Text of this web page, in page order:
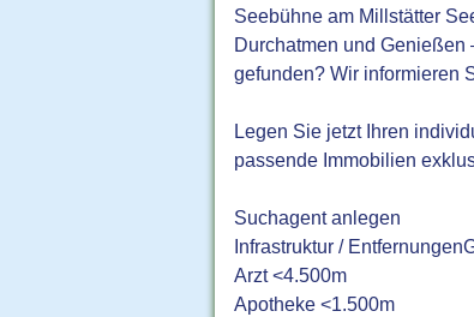
Seebühne am Millstätter
Durchatmen und Genießen
gefunden? Wir informieren
Legen Sie jetzt Ihren
passende Immobilien
Suchagent anlegen
Infrastruktur /
Arzt <4.500m
Apotheke <1.500m